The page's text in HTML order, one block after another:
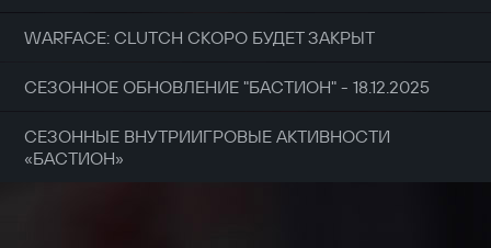
WARFACE: CLUTCH СКОРО БУДЕТ ЗАКРЫТ
СЕЗОННОЕ ОБНОВЛЕНИЕ "БАСТИОН" - 18.12.2025
СЕЗОННЫЕ ВНУТРИИГРОВЫЕ АКТИВНОСТИ
«БАСТИОН»